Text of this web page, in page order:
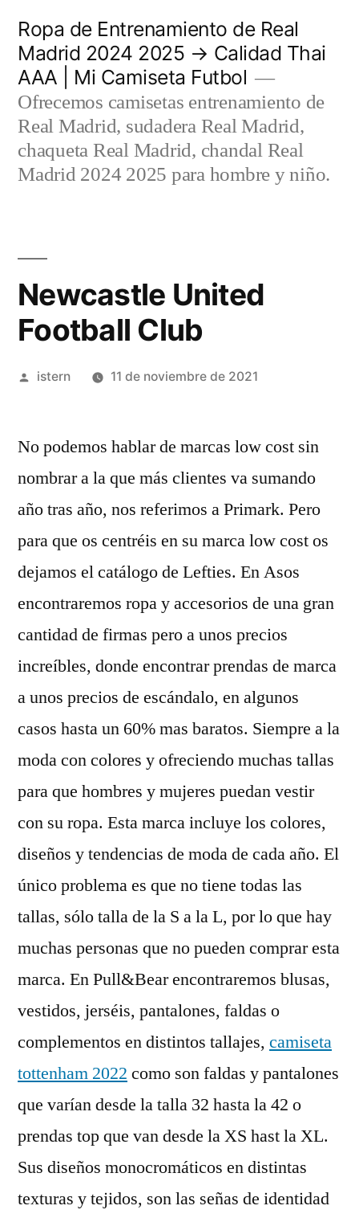
contenido
Ropa de Entrenamiento de Real
Madrid 2024 2025 → Calidad Thai
AAA | Mi Camiseta Futbol
Ofrecemos camisetas entrenamiento de
Real Madrid, sudadera Real Madrid,
chaqueta Real Madrid, chandal Real
Madrid 2024 2025 para hombre y niño.
Newcastle United
Football Club
Publicado
istern 11 de noviembre de 2021
No podemos hablar de marcas low cost sin
nombrar a la que más clientes va sumando
año tras año, nos referimos a Primark. Pero
para que os centréis en su marca low cost os
dejamos el catálogo de Lefties. En Asos
encontraremos ropa y accesorios de una gran
cantidad de firmas pero a unos precios
increíbles, donde encontrar prendas de marca
a unos precios de escándalo, en algunos
casos hasta un 60% mas baratos. Siempre a la
moda con colores y ofreciendo muchas tallas
para que hombres y mujeres puedan vestir
con su ropa. Esta marca incluye los colores,
diseños y tendencias de moda de cada año. El
único problema es que no tiene todas las
tallas, sólo talla de la S a la L, por lo que hay
muchas personas que no pueden comprar esta
marca. En Pull&Bear encontraremos blusas,
vestidos, jerséis, pantalones, faldas o
complementos en distintos tallajes, camiseta
tottenham 2022 como son faldas y pantalones
que varían desde la talla 32 hasta la 42 o
prendas top que van desde la XS hast la XL.
Sus diseños monocromáticos en distintas
texturas y tejidos, son las señas de identidad